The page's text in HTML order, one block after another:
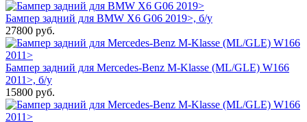
Бампер задний для BMW X6 G06 2019>, б/у
27800 руб.
Бампер задний для Mercedes-Benz M-Klasse (ML/GLE) W166
2011>, б/у
15800 руб.